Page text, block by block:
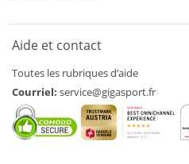
Aide et contact
Toutes les rubriques d’aide
Courriel: service@gigasport.fr